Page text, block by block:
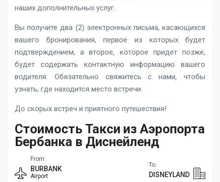
наших дополнительных услуг.
Вы получите два (2) электронных письма, касающихся
вашего бронирования, первое из которых будет
подтверждением, а второе, которое придет позже,
будет содержать контактную информацию вашего
водителя. Обязательно свяжитесь с нами, чтобы
узнать, где находится место встречи.
До скорых встреч и приятного путешествия!
Стоимость Такси из Аэропорта
Бербанка в Диснейленд
From:
BURBANK
Airport
To:
DISNEYLAND